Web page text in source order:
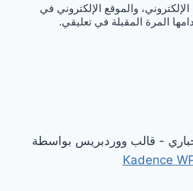
والموقع الإلكتروني في
المرة المقبلة في تعليقي.
Kadence